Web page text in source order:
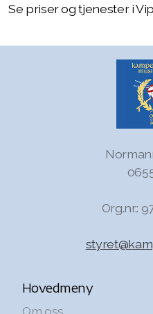
Se priser og tjenester i
Org.nr.:
Hovedmeny
Om oss